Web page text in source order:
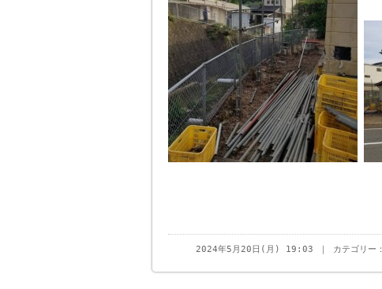
2024年5月20日(月) 19:03 ｜ カテゴリー：